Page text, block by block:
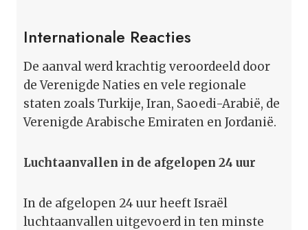
Internationale Reacties
De aanval werd krachtig veroordeeld door
de Verenigde Naties en vele regionale
staten zoals Turkije, Iran, Saoedi-Arabië, de
Verenigde Arabische Emiraten en Jordanië.
Luchtaanvallen in de afgelopen 24 uur
In de afgelopen 24 uur heeft Israël
luchtaanvallen uitgevoerd in ten minste